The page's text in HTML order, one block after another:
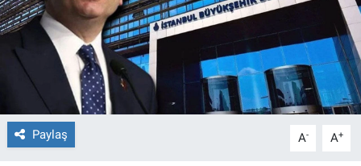
Paylaş A- A+
Gerçeğin İzinde
Gün Başlıyor
Gün Bitiyor
Gün Ortası